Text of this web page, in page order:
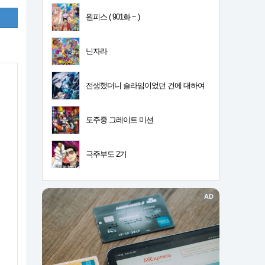
원피스 ( 901화 ~ )
닌자라
전생했더니 슬라임이었던 건에 대하여
도주중 그레이트 미션
극주부도 2기